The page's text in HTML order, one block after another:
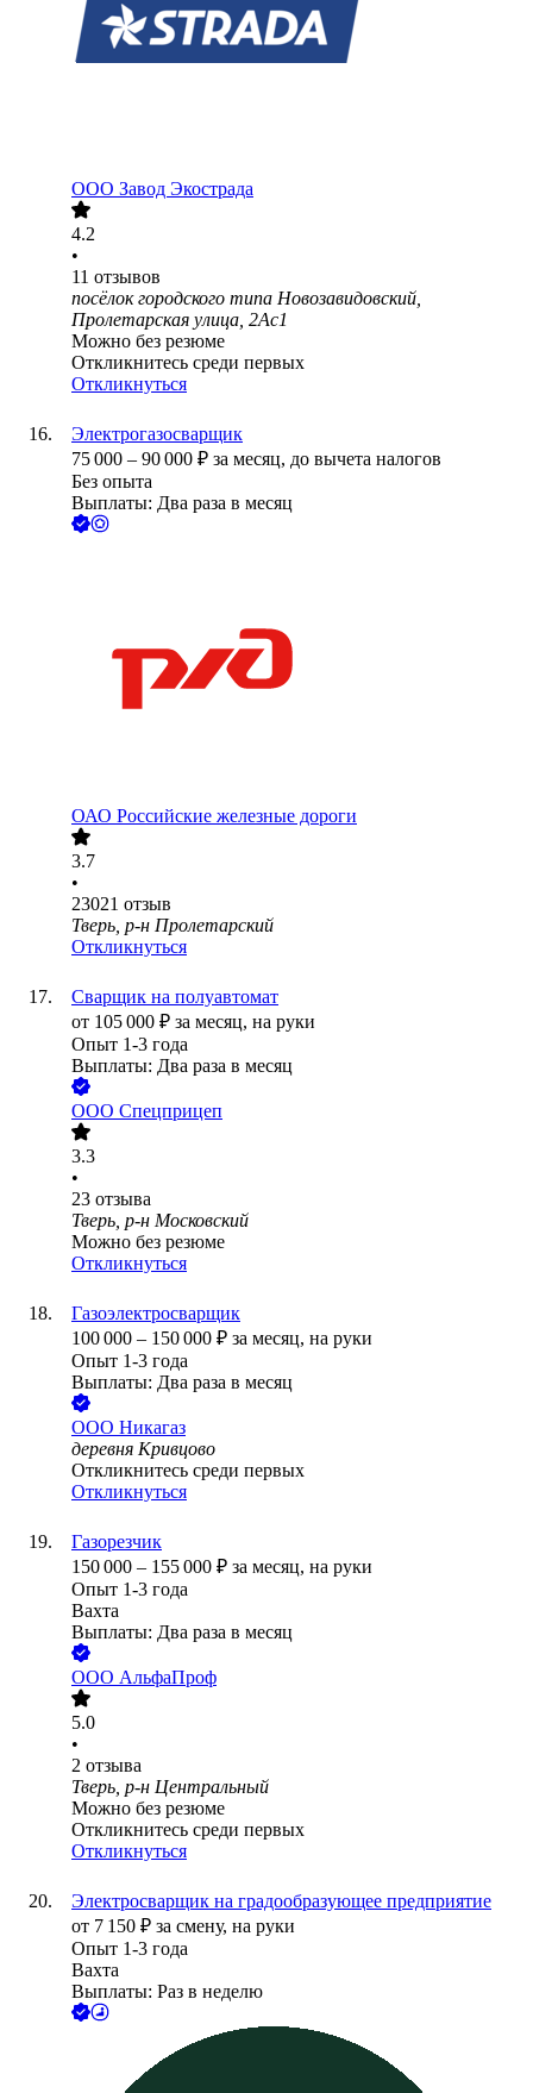
ООО Завод Экострада
4.2
•
11 отзывов
посёлок городского типа Новозавидовский,
Пролетарская улица, 2Ас1
Можно без резюме
Откликнитесь среди первых
Откликнуться
Электрогазосварщик
75 000 – 90 000 ₽ за месяц, до вычета налогов
Без опыта
Выплаты: Два раза в месяц
ОАО Российские железные дороги
3.7
•
23021 отзыв
Тверь, р-н Пролетарский
Откликнуться
Сварщик на полуавтомат
от 105 000 ₽ за месяц, на руки
Опыт 1-3 года
Выплаты: Два раза в месяц
ООО Спецприцеп
3.3
•
23 отзыва
Тверь, р-н Московский
Можно без резюме
Откликнуться
Газоэлектросварщик
100 000 – 150 000 ₽ за месяц, на руки
Опыт 1-3 года
Выплаты: Два раза в месяц
ООО Никагаз
деревня Кривцово
Откликнитесь среди первых
Откликнуться
Газорезчик
150 000 – 155 000 ₽ за месяц, на руки
Опыт 1-3 года
Вахта
Выплаты: Два раза в месяц
ООО АльфаПроф
5.0
•
2 отзыва
Тверь, р-н Центральный
Можно без резюме
Откликнитесь среди первых
Откликнуться
Электросварщик на градообразующее предприятие
от 7 150 ₽ за смену, на руки
Опыт 1-3 года
Вахта
Выплаты: Раз в неделю